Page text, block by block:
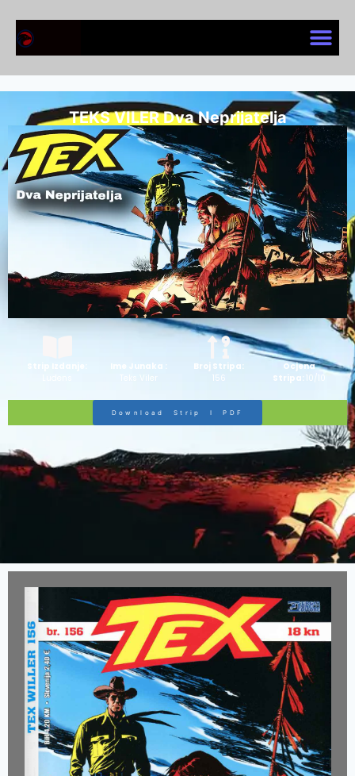
TEKS VILER Dva Neprijatelja
Strip Izdanje:
Ime Junaka :
Teks Viler
Broj Stripa:
156
Ocjena
Stripa: 10/10
Download Strip I PDF